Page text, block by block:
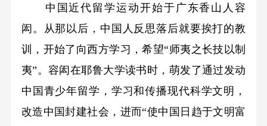
中国近代留学运动开始于广东香山人容
闳。从那以后，中国人反思落后就要挨打的教
训，开始了向西方学习，希望“师夷之长技以制
夷”。容闳在耶鲁大学读书时，萌发了通过发动
中国青少年留学，学习和传播现代科学文明，
改造中国封建社会，进而“使中国日趋于文明富